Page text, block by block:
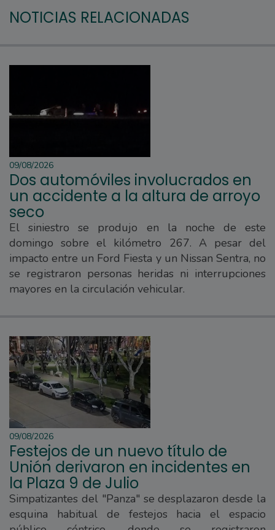
NOTICIAS RELACIONADAS
09/08/2026
Dos automóviles involucrados en
un accidente a la altura de arroyo
seco
El siniestro se produjo en la noche de este
domingo sobre el kilómetro 267. A pesar del
impacto entre un Ford Fiesta y un Nissan Sentra, no
se registraron personas heridas ni interrupciones
mayores en la circulación vehicular.
09/08/2026
Festejos de un nuevo título de
Unión derivaron en incidentes en
la Plaza 9 de Julio
Simpatizantes del "Panza" se desplazaron desde la
esquina habitual de festejos hacia el espacio